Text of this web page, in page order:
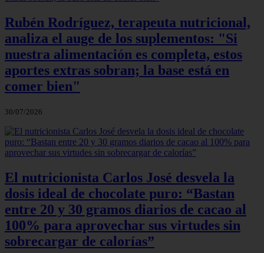
Rubén Rodríguez, terapeuta nutricional,
analiza el auge de los suplementos: "Si
nuestra alimentación es completa, estos
aportes extras sobran; la base está en
comer bien"
30/07/2026
El nutricionista Carlos José desvela la
dosis ideal de chocolate puro: “Bastan
entre 20 y 30 gramos diarios de cacao al
100% para aprovechar sus virtudes sin
sobrecargar de calorías”